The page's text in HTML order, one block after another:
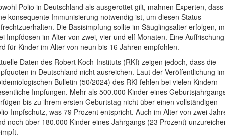
Polio in Deutschland als ausgerottet gilt, mahnen Experten, dass
konsequente Immunisierung notwendig ist, um diesen Status
Die Basisimpfung sollte im Säuglingsalter erfolgen,
Impfdosen im Alter von zwei, vier und elf Monaten. Eine Auffrischung
für Kinder im Alter von neun bis 16 Jahren empfohlen.
Daten des Robert Koch-Instituts (RKI) zeigen jedoch, dass die
in Deutschland nicht ausreichen. Laut der Veröffentlichung im
Bulletin (50/2024) des RKI fehlen bei vielen Kindern
Impfungen. Mehr als 500.000 Kinder eines
bis zu ihrem ersten Geburtstag nicht über einen vollständigen
Impfschutz, was 79 Prozent entspricht. Auch im Alter von zwei
noch über 180.000 Kinder eines Jahrgangs (23 Prozent)